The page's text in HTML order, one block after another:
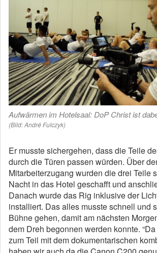
Aufwärmen im Hotelsaal: DoP Christ ist
(Bild: André Fulczyk)
Er musste sichergehen, dass die Teile
durch die Türen passen würden. Über
Mitarbeiterzugang wurden die drei Teile
Nacht in das Hotel geschafft und
Danach wurde das Rig inklusive der
installiert. Das alles musste schnell und
Bühne gehen, damit am nächsten
dem Dreh begonnen werden konnte.
zum Teil mit dem dokumentarischen